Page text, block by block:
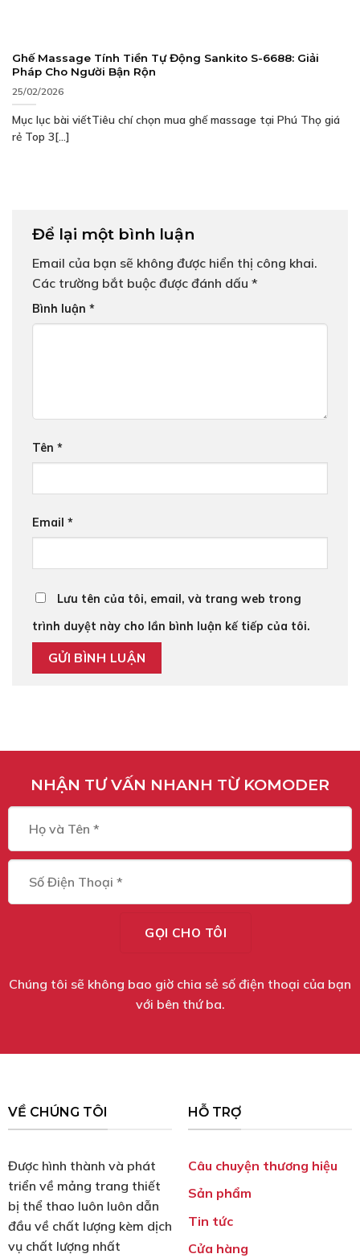
Ghế Massage Tính Tiền Tự Động Sankito S-6688: Giải
Pháp Cho Người Bận Rộn
25/02/2026
Mục lục bài viếtTiêu chí chọn mua ghế massage tại Phú Thọ giá
rẻ Top 3[...]
Để lại một bình luận
Email của bạn sẽ không được hiển thị công khai.
Các trường bắt buộc được đánh dấu *
Bình luận *
Tên *
Email *
Lưu tên của tôi, email, và trang web trong
trình duyệt này cho lần bình luận kế tiếp của tôi.
NHẬN TƯ VẤN NHANH TỪ KOMODER
Chúng tôi sẽ không bao giờ chia sẻ số điện thoại của bạn
với bên thứ ba.
VỀ CHÚNG TÔI
Được hình thành và phát
triển về mảng trang thiết
bị thể thao luôn luôn dẫn
đầu về chất lượng kèm dịch
vụ chất lượng nhất
HỖ TRỢ
Câu chuyện thương hiệu
Sản phẩm
Tin tức
Cửa hàng